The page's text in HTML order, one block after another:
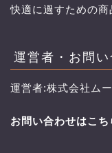
快適に過すための商
運営者・お問
運営者:株式会社ム
お問い合わせはこち